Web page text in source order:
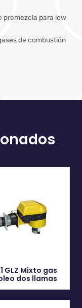
premezcla para low
de combustión
GLZ Mixto gas
dos llamas